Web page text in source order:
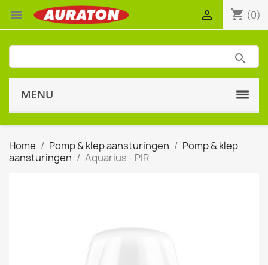
 shopping_cart (0)

MENU
Home Pomp & klep aansturingen
Pomp & klep
aansturingen
Aquarius - PIR